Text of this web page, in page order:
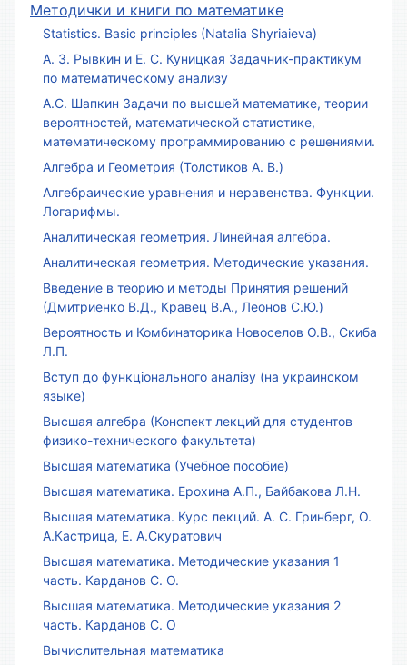
Методички и книги по математике
Statistics. Basic principles (Natalia Shyriaieva)
А. З. Рывкин и Е. С. Куницкая Задачник-практикум
по математическому анализу
А.С. Шапкин Задачи по высшей математике, теории
вероятностей, математической статистике,
математическому программированию с решениями.
Алгебра и Геометрия (Толстиков А. В.)
Алгебраические уравнения и неравенства. Функции.
Логарифмы.
Аналитическая геометрия. Линейная алгебра.
Аналитическая геометрия. Методические указания.
Введение в теорию и методы Принятия решений
(Дмитриенко В.Д., Кравец В.А., Леонов С.Ю.)
Вероятность и Комбинаторика Новоселов О.В., Скиба
Л.П.
Вступ до функціонального аналізу (на украинском
языке)
Высшая алгебра (Конспект лекций для студентов
физико-технического факультета)
Высшая математика (Учебное пособие)
Высшая математика. Ерохина А.П., Байбакова Л.Н.
Высшая математика. Курс лекций. А. С. Гринберг, О.
А.Кастрица, Е. А.Скуратович
Высшая математика. Методические указания 1
часть. Карданов С. О.
Высшая математика. Методические указания 2
часть. Карданов С. О
Вычислительная математика